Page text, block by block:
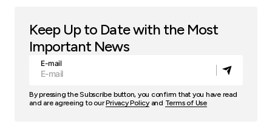
Keep Up to Date with the Most
Important News
E-mail
By pressing the Subscribe button, you confirm that you have read
and are agreeing to ourPrivacy Policyand Terms of Use